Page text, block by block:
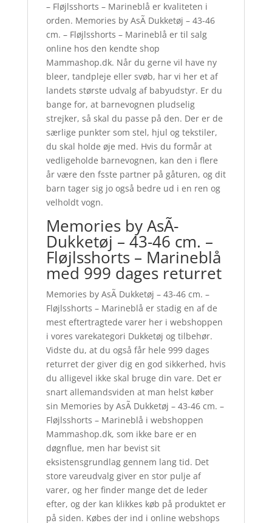
– Fløjlsshorts – Marineblå er kvaliteten i
orden. Memories by AsÃ­ Dukketøj – 43-46
cm. – Fløjlsshorts – Marineblå er til salg
online hos den kendte shop
Mammashop.dk. Når du gerne vil have ny
bleer, tandpleje eller svøb, har vi her et af
landets største udvalg af babyudstyr. Er du
bange for, at barnevognen pludselig
strejker, så skal du passe på den. Der er de
særlige punkter som stel, hjul og tekstiler,
du skal holde øje med. Hvis du formår at
vedligeholde barnevognen, kan den i flere
år være den fsste partner på gåturen, og dit
barn tager sig jo også bedre ud i en ren og
velholdt vogn.
Memories by AsÃ­
Dukketøj – 43-46 cm. –
Fløjlsshorts – Marineblå
med 999 dages returret
Memories by AsÃ­ Dukketøj – 43-46 cm. –
Fløjlsshorts – Marineblå er stadig en af de
mest eftertragtede varer her i webshoppen
i vores varekategori Dukketøj og tilbehør.
Vidste du, at du også får hele 999 dages
returret der giver dig en god sikkerhed, hvis
du alligevel ikke skal bruge din vare. Det er
snart allemandsviden at man helst køber
sin Memories by AsÃ­ Dukketøj – 43-46 cm. –
Fløjlsshorts – Marineblå i webshoppen
Mammashop.dk, som ikke bare er en
døgnflue, men har bevist sit
eksistensgrundlag gennem lang tid. Det
store vareudvalg giver en stor pulje af
varer, og her finder mange det de leder
efter, og der kan klikkes køb på produktet er
på siden. Købes der ind i online webshops